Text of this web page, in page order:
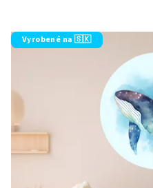
Vyrobené na 🇸🇰